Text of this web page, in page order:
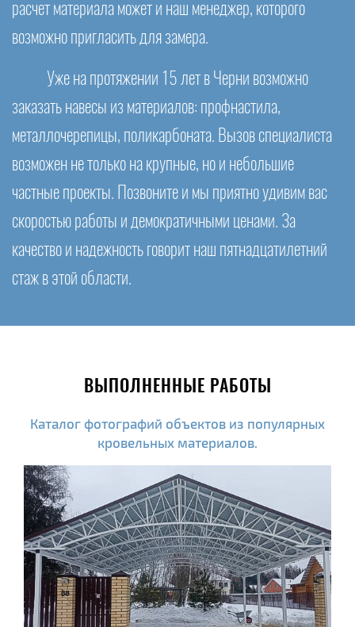
расчет материала может и наш менеджер, которого
возможно пригласить для замера.
Уже на протяжении 15 лет в Черни возможно
заказать навесы из материалов: профнастила,
металлочерепицы, поликарбоната. Вызов специалиста
возможен не только на крупные, но и небольшие
частные проекты. Позвоните и мы приятно удивим вас
скоростью работы и демократичными ценами. За
качество и надежность говорит наш пятнадцатилетний
стаж в этой области.
ВЫПОЛНЕННЫЕ РАБОТЫ
Каталог фотографий объектов из популярных
кровельных материалов.